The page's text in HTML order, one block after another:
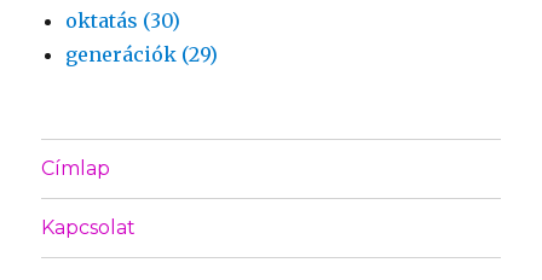
oktatás (30)
generációk (29)
Címlap
Kapcsolat